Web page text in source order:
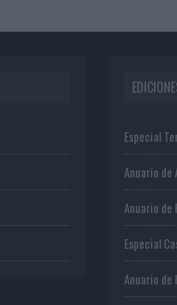
Especial
Anuario de
Anuario
Especial
Anuario